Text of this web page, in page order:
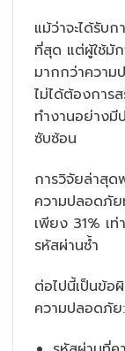
แม้ว่าจะได้รับ
ที่สุด แต่ผู้ใช้มั
มากกว่าความ
ไม่ได้ต้องการ
ทำงานอย่างมี
ซับซ้อน
การวิจัยล่าสุด
ความปลอดภัย
เพียง 31% เ
รหัสผ่านซ้ำ
ต่อไปนี้เป็นข้อ
ความปลอดภัย: